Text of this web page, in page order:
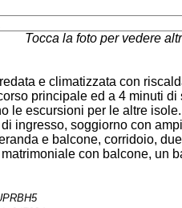
Tocca la foto per vedere
e climatizzata con
principale ed a 4 minuti
le escursioni per le altre isole.
ingresso, soggiorno con
e balcone, corridoio,
con balcone, un